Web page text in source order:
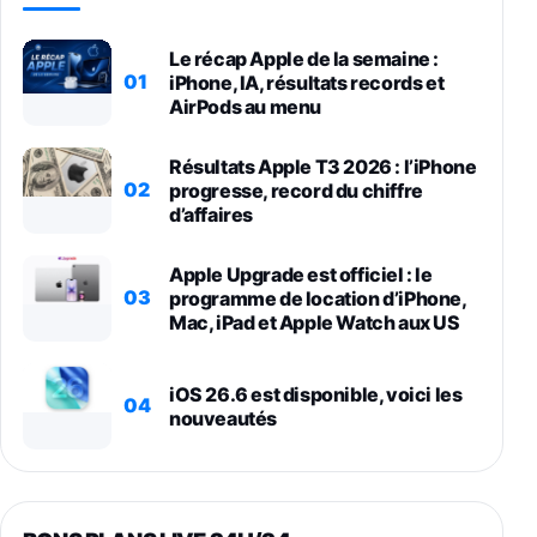
01
Le récap Apple de la semaine :
iPhone, IA, résultats records et
AirPods au menu
02
Résultats Apple T3 2026 : l’iPhone
progresse, record du chiffre
d’affaires
03
Apple Upgrade est officiel : le
programme de location d’iPhone,
Mac, iPad et Apple Watch aux US
04
iOS 26.6 est disponible, voici les
nouveautés